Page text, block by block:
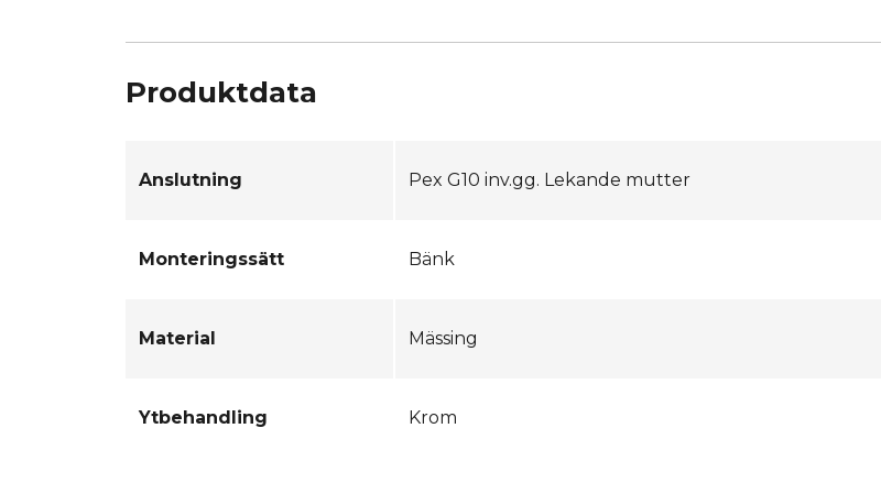
Produktdata
Anslutning Pex G10 inv.gg. Lekande mutter
Monteringssätt Bänk
Material Mässing
Ytbehandling Krom